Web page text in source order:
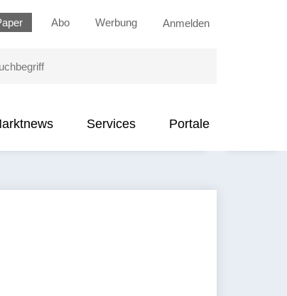
Abo Werbung Anmelden
Services Portale